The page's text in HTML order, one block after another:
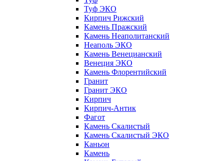
Туф ЭКО
Кирпич Рижский
Камень Пражский
Камень Неаполитанский
Неаполь ЭКО
Камень Венецианский
Венеция ЭКО
Камень Флорентийский
Гранит
Гранит ЭКО
Кирпич
Кирпич-Антик
Фагот
Камень Скалистый
Камень Скалистый ЭКО
Каньон
Камень